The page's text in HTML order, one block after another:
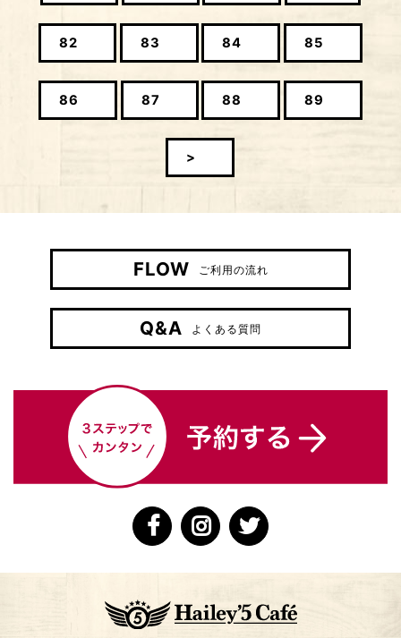
82 83 84 85
86 87 88 89
>
FLOW ご利用の流れ
Q&A よくある質問